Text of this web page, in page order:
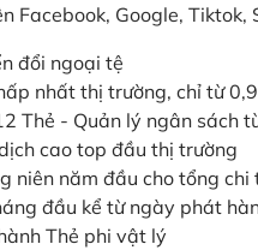
Facebook, Google, Tiktok,
đổi ngoại tệ
nhất thị trường, chỉ từ
Thẻ - Quản lý ngân sách
cao top đầu thị trường
niên năm đầu cho tổng
đầu kể từ ngày phát
Thẻ phi vật lý